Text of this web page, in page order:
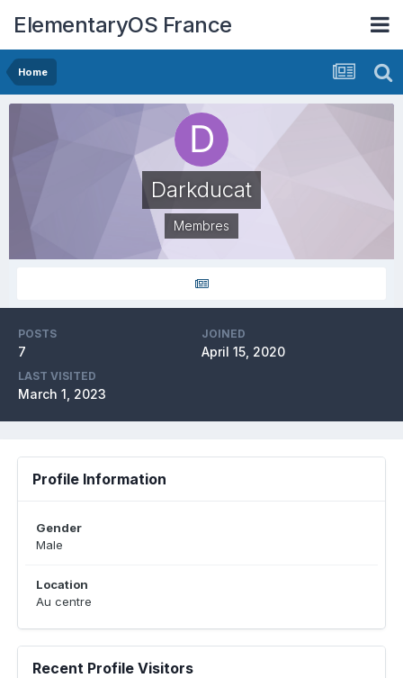
ElementaryOS France
Home
Darkducat
Membres
POSTS
7
JOINED
April 15, 2020
LAST VISITED
March 1, 2023
Profile Information
Gender
Male
Location
Au centre
Recent Profile Visitors